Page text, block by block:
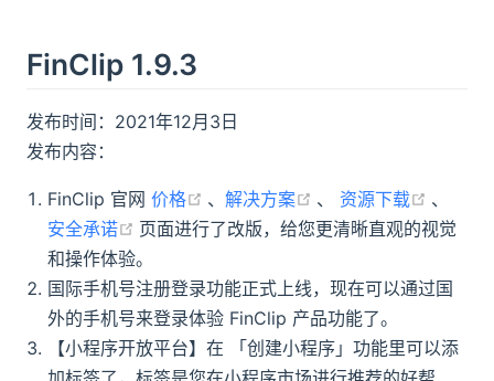
FinClip 1.9.3
发布时间：2021年12月3日
发布内容：
FinClip 官网价格 (opens new window)
、解决方案 (opens new window)
、 资源下载
、
安全承诺
(opens new window)
页面进行了改版，给您更清晰直观的视觉
和操作体验。
国际手机号注册登录功能正式上线，现在可以通过国
外的手机号来登录体验 FinClip 产品功能了。
【小程序开放平台】在 「创建小程序」功能里可以添